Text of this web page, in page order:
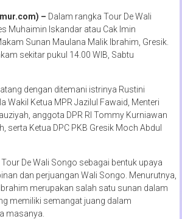
– Dalam rangka Tour De Wali
Muhaimin Iskandar atau Cak Imin
Sunan Maulana Malik Ibrahim, Gresik.
sekitar pukul 14.00 WIB, Sabtu
dengan ditemani istrinya Rustini
Wakil Ketua MPR Jazilul Fawaid, Menteri
anggota DPR RI Tommy Kurniawan
serta Ketua DPC PKB Gresik Moch Abdul
De Wali Songo sebagai bentuk upaya
dan perjuangan Wali Songo. Menurutnya,
merupakan salah satu sunan dalam
memiliki semangat juang dalam
masanya.